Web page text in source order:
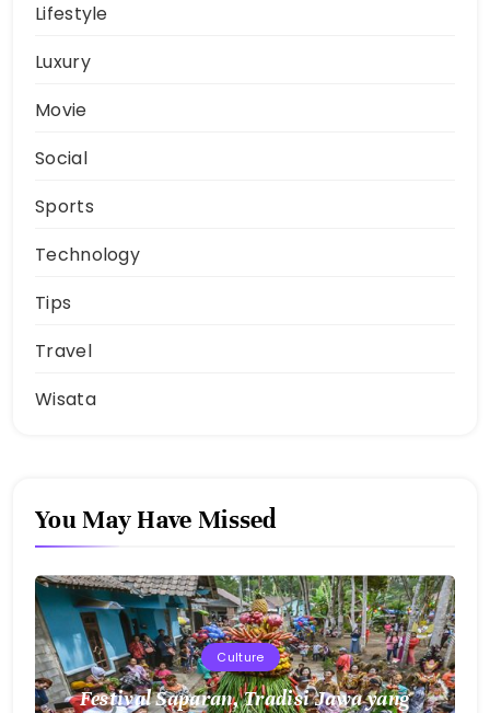
Lifestyle
Luxury
Movie
Social
Sports
Technology
Tips
Travel
Wisata
You May Have Missed
Culture
Festival Saparan, Tradisi Jawa yang